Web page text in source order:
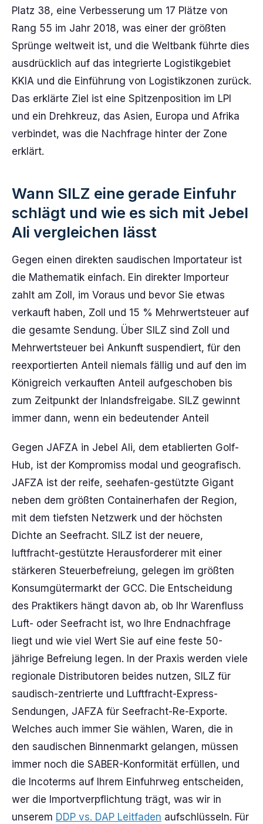
Platz 38, eine Verbesserung um 17 Plätze von
Rang 55 im Jahr 2018, was einer der größten
Sprünge weltweit ist, und die Weltbank führte dies
ausdrücklich auf das integrierte Logistikgebiet
KKIA und die Einführung von Logistikzonen zurück.
Das erklärte Ziel ist eine Spitzenposition im LPI
und ein Drehkreuz, das Asien, Europa und Afrika
verbindet, was die Nachfrage hinter der Zone
erklärt.
Wann SILZ eine gerade Einfuhr
schlägt und wie es sich mit Jebel
Ali vergleichen lässt
Gegen einen direkten saudischen Importateur ist
die Mathematik einfach. Ein direkter Importeur
zahlt am Zoll, im Voraus und bevor Sie etwas
verkauft haben, Zoll und 15 % Mehrwertsteuer auf
die gesamte Sendung. Über SILZ sind Zoll und
Mehrwertsteuer bei Ankunft suspendiert, für den
reexportierten Anteil niemals fällig und auf den im
Königreich verkauften Anteil aufgeschoben bis
zum Zeitpunkt der Inlandsfreigabe. SILZ gewinnt
immer dann, wenn ein bedeutender Anteil
Gegen JAFZA in Jebel Ali, dem etablierten Golf-
Hub, ist der Kompromiss modal und geografisch.
JAFZA ist der reife, seehafen-gestützte Gigant
neben dem größten Containerhafen der Region,
mit dem tiefsten Netzwerk und der höchsten
Dichte an Seefracht. SILZ ist der neuere,
luftfracht-gestützte Herausforderer mit einer
stärkeren Steuerbefreiung, gelegen im größten
Konsumgütermarkt der GCC. Die Entscheidung
des Praktikers hängt davon ab, ob Ihr Warenfluss
Luft- oder Seefracht ist, wo Ihre Endnachfrage
liegt und wie viel Wert Sie auf eine feste 50-
jährige Befreiung legen. In der Praxis werden viele
regionale Distributoren beides nutzen, SILZ für
saudisch-zentrierte und Luftfracht-Express-
Sendungen, JAFZA für Seefracht-Re-Exporte.
Welches auch immer Sie wählen, Waren, die in
den saudischen Binnenmarkt gelangen, müssen
immer noch die SABER-Konformität erfüllen, und
die Incoterms auf Ihrem Einfuhrweg entscheiden,
wer die Importverpflichtung trägt, was wir in
unserem DDP vs. DAP Leitfaden aufschlüsseln. Für